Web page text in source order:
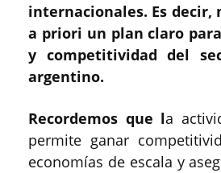
internacionales. Es decir,
a priori un plan claro
y competitividad del
argentino.
Recordemos que la
permite ganar
economías de escala y